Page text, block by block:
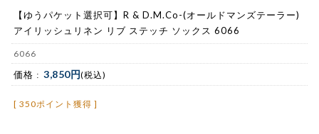
【ゆうパケット選択可】R & D.M.Co-(オールドマンズテーラー)
アイリッシュリネン リブ ステッチ ソックス 6066
6066
価格 : 3,850円(税込)
[ 350ポイント獲得 ]